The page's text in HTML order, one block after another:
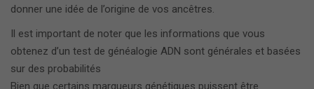
donner une idée de l’origine de vos ancêtres.
Il est important de noter que les informations que vous
obtenez d’un test de généalogie ADN sont générales et basées
sur des probabilités
Bien que certains marqueurs génétiques puissent être